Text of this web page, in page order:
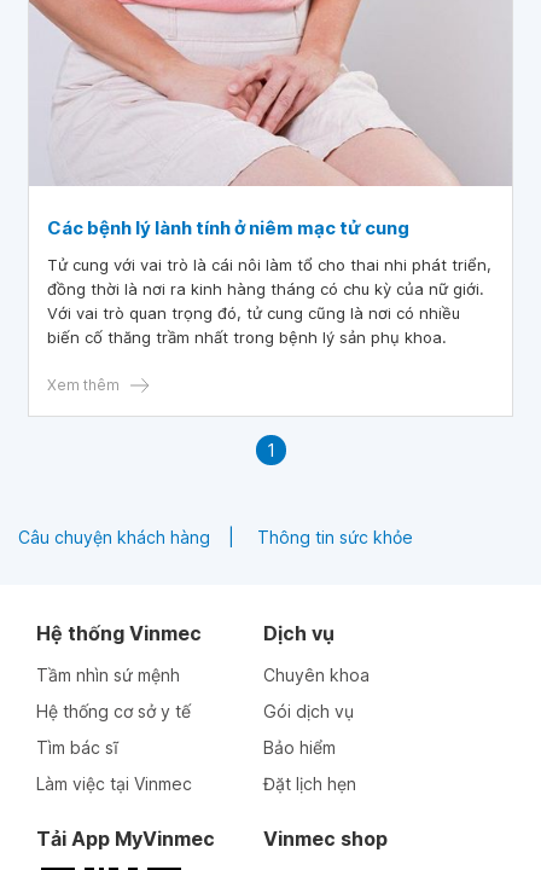
Các bệnh lý lành tính ở niêm mạc tử cung
Tử cung với vai trò là cái nôi làm tổ cho thai nhi phát triển,
đồng thời là nơi ra kinh hàng tháng có chu kỳ của nữ giới.
Với vai trò quan trọng đó, tử cung cũng là nơi có nhiều
biến cố thăng trầm nhất trong bệnh lý sản phụ khoa.
Xem thêm
1
Câu chuyện khách hàng Thông tin sức khỏe
Hệ thống Vinmec
Tầm nhìn sứ mệnh
Hệ thống cơ sở y tế
Tìm bác sĩ
Làm việc tại Vinmec
Dịch vụ
Chuyên khoa
Gói dịch vụ
Bảo hiểm
Đặt lịch hẹn
Tải App MyVinmec Vinmec shop